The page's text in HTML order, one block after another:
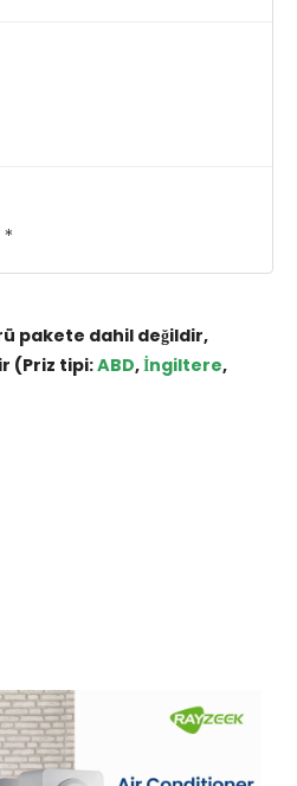
*
pakete dahil değildir,
(Priz tipi:ABD,İngiltere,